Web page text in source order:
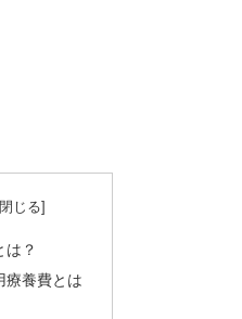
は？
療養費とは